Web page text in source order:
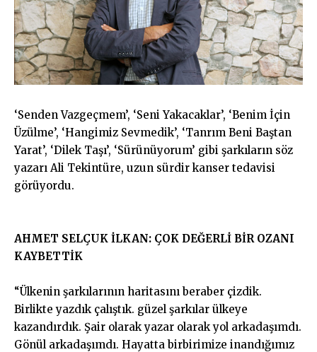
‘Senden Vazgeçmem’, ‘Seni Yakacaklar’, ‘Benim İçin
Üzülme’, ‘Hangimiz Sevmedik’, ‘Tanrım Beni Baştan
Yarat’, ‘Dilek Taşı’, ‘Sürünüyorum’ gibi şarkıların söz
yazarı Ali Tekintüre, uzun sürdir kanser tedavisi
görüyordu.
AHMET SELÇUK İLKAN: ÇOK DEĞERLİ BİR OZANI
KAYBETTİK
“Ülkenin şarkılarının haritasını beraber çizdik.
Birlikte yazdık çalıştık. güzel şarkılar ülkeye
kazandırdık. Şair olarak yazar olarak yol arkadaşımdı.
Gönül arkadaşımdı. Hayatta birbirimize inandığımız